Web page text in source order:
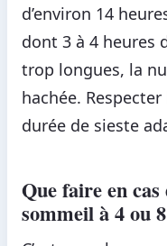
d’environ 14
dont 3 à 4 heures
trop longues, la
hachée.
durée de sieste
Que faire en
sommeil à 4 ou